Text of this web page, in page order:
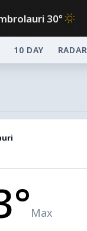
30°
10 DAY RADAR
Max